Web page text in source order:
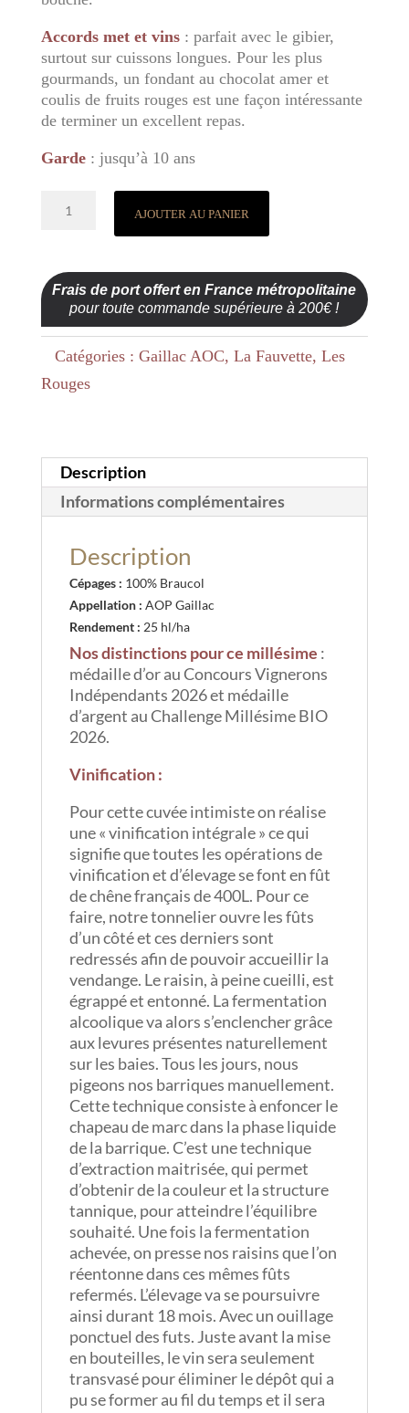
Accords met et vins: parfait avec le gibier,
surtout sur cuissons longues. Pour les plus
gourmands, un fondant au chocolat amer et
coulis de fruits rouges est une façon intéressante
de terminer un excellent repas.
Garde: jusqu’à 10 ans
quantité
Fauvette
Noire
2022
AJOUTER AU PANIER
Frais de port offert en France métropolitaine
pour toute commande supérieure à 200€ !
Catégories : Gaillac AOC, La Fauvette, Les
Rouges
Description
Informations complémentaires
Description
Cépages : 100% Braucol
Appellation : AOP Gaillac
Rendement : 25 hl/ha
Nos distinctions pour ce millésime :
médaille d’or au Concours Vignerons
Indépendants 2026 et médaille
d’argent au Challenge Millésime BIO
2026.
Vinification :
Pour cette cuvée intimiste on réalise
une « vinification intégrale » ce qui
signifie que toutes les opérations de
vinification et d’élevage se font en fût
de chêne français de 400L. Pour ce
faire, notre tonnelier ouvre les fûts
d’un côté et ces derniers sont
redressés afin de pouvoir accueillir la
vendange. Le raisin, à peine cueilli, est
égrappé et entonné. La fermentation
alcoolique va alors s’enclencher grâce
aux levures présentes naturellement
sur les baies. Tous les jours, nous
pigeons nos barriques manuellement.
Cette technique consiste à enfoncer le
chapeau de marc dans la phase liquide
de la barrique. C’est une technique
d’extraction maitrisée, qui permet
d’obtenir de la couleur et la structure
tannique, pour atteindre l’équilibre
souhaité. Une fois la fermentation
achevée, on presse nos raisins que l’on
réentonne dans ces mêmes fûts
refermés. L’élevage va se poursuivre
ainsi durant 18 mois. Avec un ouillage
ponctuel des futs. Juste avant la mise
en bouteilles, le vin sera seulement
transvasé pour éliminer le dépôt qui a
pu se former au fil du temps et il sera